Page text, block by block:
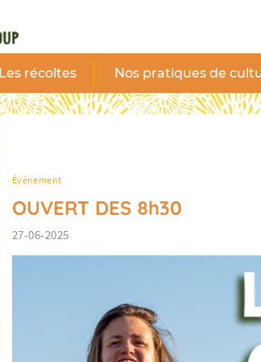
Les récoltes Nos pratiques de
Évènement
OUVERT DES 8h30
27-06-2025